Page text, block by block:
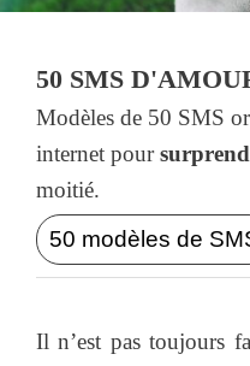
50 SMS
Modèles de 50 SMS
internet pour
moitié.
50 modèles de
Il n’est pas toujours